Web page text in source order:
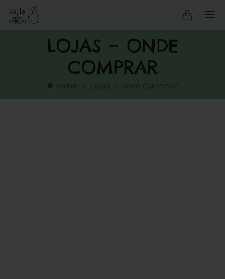
LOJAS – ONDE
COMPRAR
Home Lojas – Onde Comprar